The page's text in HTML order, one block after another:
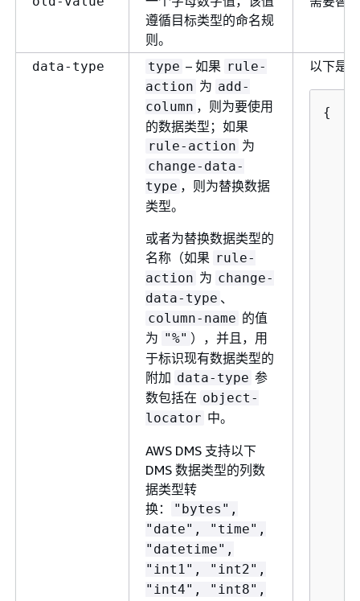
遵循目标类型的命名规
则。
data-type type – 如果 rule-
action 为 add-
column ，则为要使用
的数据类型；如果
rule-action 为
change-data-
type ，则为替换数据
类型。
或者为替换数据类型的
名称（如果 rule-
action 为 change-
data-type 、
column-name 的值
为 "%" ），并且，用
于标识现有数据类型的
附加 data-type 参
数包括在 object-
locator 中。
AWS DMS 支持以下
DMS 数据类型的列数
据类型转
换：
"bytes",
"date", "time",
"datetime",
"int1", "int2",
"int4", "int8",
以下是
{